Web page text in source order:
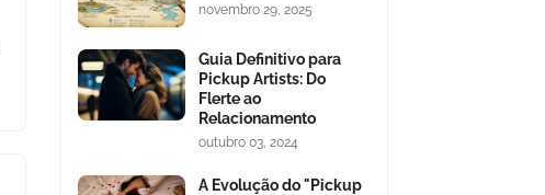
novembro 29, 2025
Guia Definitivo para
Pickup Artists: Do
Flerte ao
Relacionamento
outubro 03, 2024
A Evolução do "Pickup